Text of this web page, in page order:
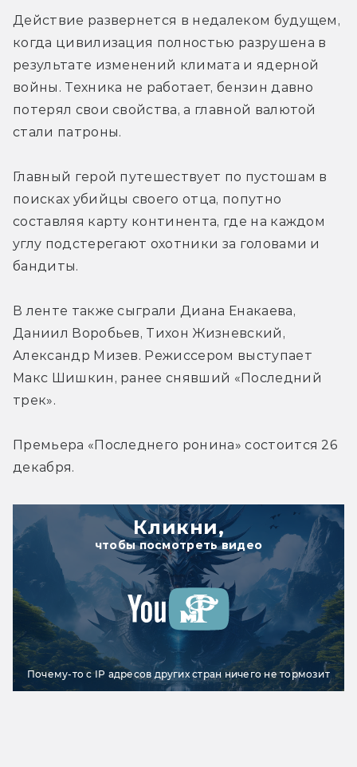
Действие развернется в недалеком будущем,
когда цивилизация полностью разрушена в
результате изменений климата и ядерной
войны. Техника не работает, бензин давно
потерял свои свойства, а главной валютой
стали патроны.
Главный герой путешествует по пустошам в
поисках убийцы своего отца, попутно
составляя карту континента, где на каждом
углу подстерегают охотники за головами и
бандиты.
В ленте также сыграли Диана Енакаева,
Даниил Воробьев, Тихон Жизневский,
Александр Мизев. Режиссером выступает
Макс Шишкин, ранее снявший «Последний
трек».
Премьера «Последнего ронина» состоится 26
декабря.
Кликни,
чтобы посмотреть видео
Почему-то с IP адресов других стран ничего не тормозит